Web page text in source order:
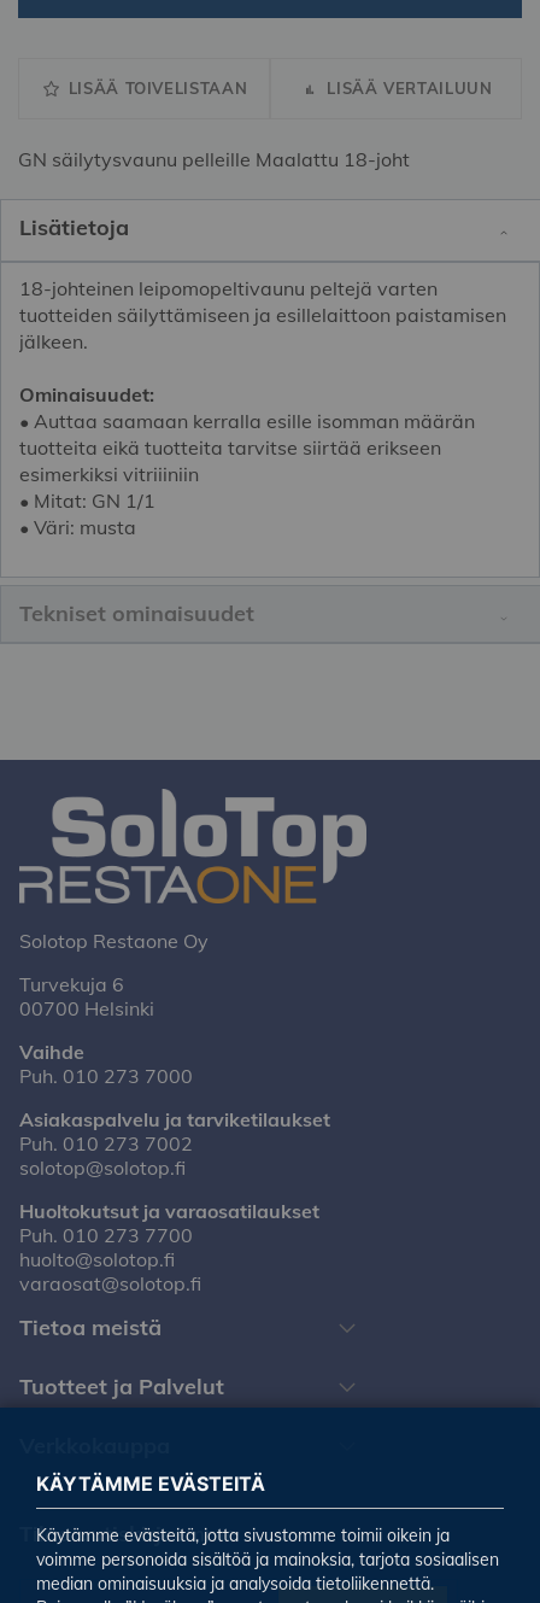
LISÄÄ TOIVELISTAAN LISÄÄ VERTAILUUN
GN säilytysvaunu pelleille Maalattu 18-joht
Lisätietoja
18-johteinen leipomopeltivaunu peltejä varten
tuotteiden säilyttämiseen ja esillelaittoon paistamisen
jälkeen.
Ominaisuudet:
• Auttaa saamaan kerralla esille isomman määrän
tuotteita eikä tuotteita tarvitse siirtää erikseen
esimerkiksi vitriiiniin
• Mitat: GN 1/1
• Väri: musta
Tekniset ominaisuudet
Solotop Restaone Oy
Turvekuja 6
00700 Helsinki
Vaihde
Puh. 010 273 7000
Asiakaspalvelu ja tarviketilaukset
Puh. 010 273 7002
solotop@solotop.fi
Huoltokutsut ja varaosatilaukset
Puh. 010 273 7700
huolto@solotop.fi
varaosat@solotop.fi
Tietoa meistä
Tuotteet ja Palvelut
Tilaa uutiskirjeemme
KÄYTÄMME EVÄSTEITÄ
Käytämme evästeitä, jotta sivustomme toimii oikein ja
voimme personoida sisältöä ja mainoksia, tarjota sosiaalisen
median ominaisuuksia ja analysoida tietoliikennettä.